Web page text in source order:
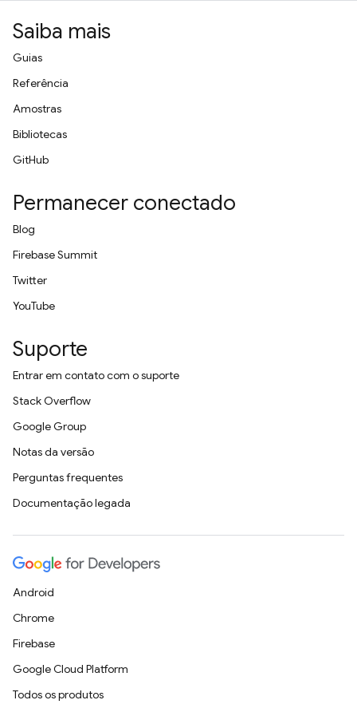
Saiba mais
Guias
Referência
Amostras
Bibliotecas
GitHub
Permanecer conectado
Blog
Firebase Summit
Twitter
YouTube
Suporte
Entrar em contato com o suporte
Stack Overflow
Google Group
Notas da versão
Perguntas frequentes
Documentação legada
Android
Chrome
Firebase
Google Cloud Platform
Todos os produtos